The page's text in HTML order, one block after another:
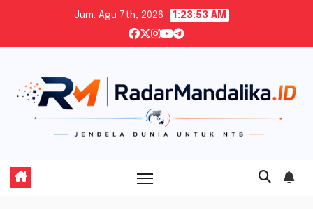
content
Jum. Agu 7th, 2026 1:23:54 AM